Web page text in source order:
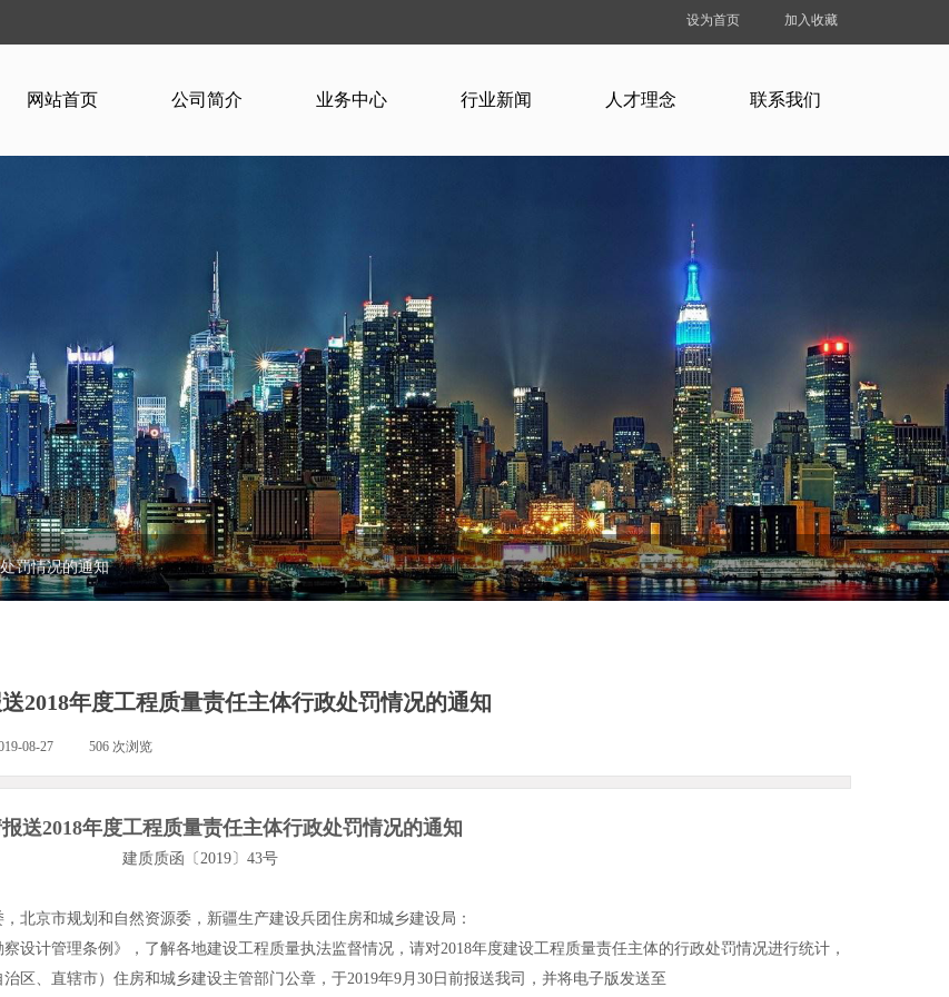
设为首页 加入收藏
网站首页 公司简介 业务中心 行业新闻 人才理念 联系我们
罚情况的通知
2018年度工程质量责任主体行政处罚情况的通知
08-27 506 次浏览
送2018年度工程质量责任主体行政处罚情况的通知
建质质函〔2019〕43号
北京市规划和自然资源委，新疆生产建设兵团住房和城乡建设局：
计管理条例》，了解各地建设工程质量执法监督情况，请对2018年度建设工程质量责任主体的行政处罚情况进行统计，
区、直辖市）住房和城乡建设主管部门公章，于2019年9月30日前报送我司，并将电子版发送至